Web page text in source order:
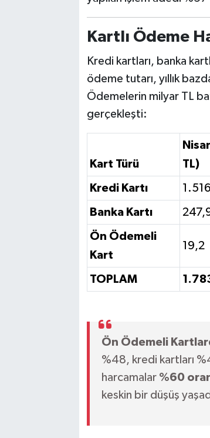
Kartlı Ödeme
Kredi kartları, banka
ödeme tutarı, yıllık
Ödemelerin milyar TL
gerçekleşti:
Kart Türü
TL)
Kredi Kartı
Banka Kartı
Ön Ödemeli
Kart
19,2
TOPLAM
Ön Ödemeli
%48, kredi kartları
harcamalar %60
keskin bir düşüş